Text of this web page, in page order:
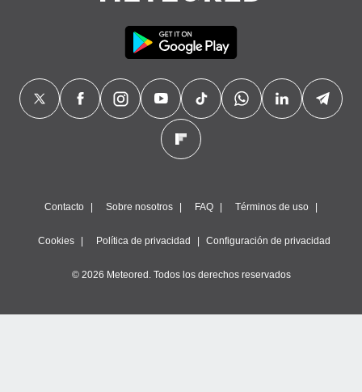
Contacto Sobre nosotros FAQ Términos de uso
Cookies Política de privacidad Configuración de privacidad
© 2026 Meteored. Todos los derechos reservados